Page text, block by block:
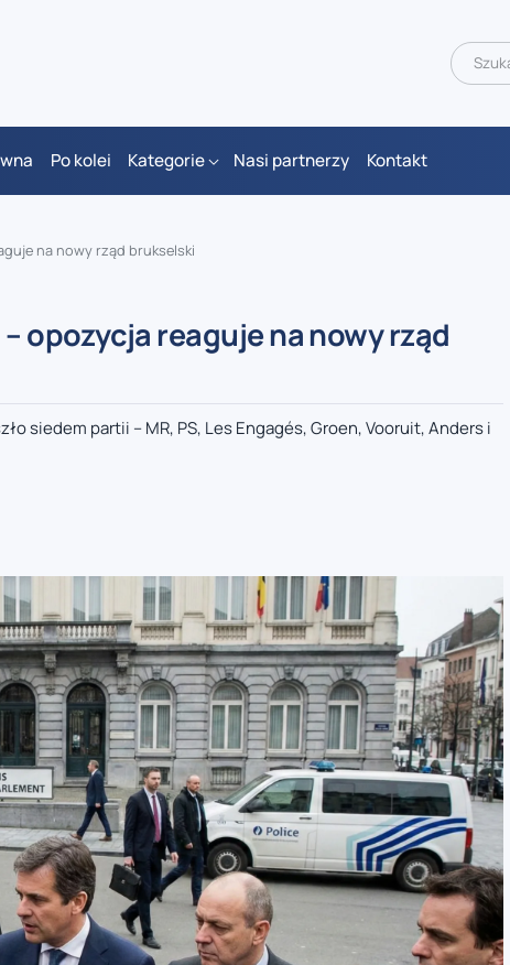
Po kolei Kategorie Nasi partnerzy Kontakt
na nowy rząd brukselski
opozycja reaguje na nowy rząd
siedem partii – MR, PS, Les Engagés, Groen, Vooruit, Anders i